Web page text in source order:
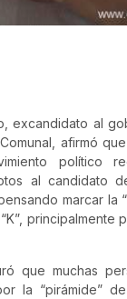
excandidato al
afirmó
político
al candidato
marcar la
principalmente
que muchas
la “pirámide” de